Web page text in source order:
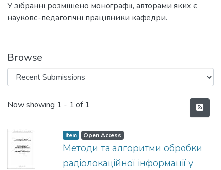
У зібранні розміщено монографії, авторами яких є
науково-педагогічні працівники кафедри.
Browse
Recent Submissions
Now showing 1 - 1 of 1
Item Open Access
Методи та алгоритми обробки
радіолокаційної інформації у